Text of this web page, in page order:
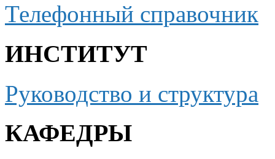
Телефонный справочник
ИНСТИТУТ
Руководство и структура
КАФЕДРЫ